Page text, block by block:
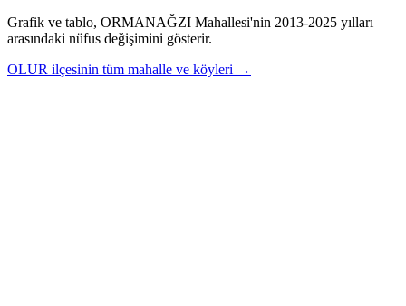
Grafik ve tablo, ORMANAĞZI Mahallesi'nin 2013-2025 yılları
arasındaki nüfus değişimini gösterir.
OLUR ilçesinin tüm mahalle ve köyleri →